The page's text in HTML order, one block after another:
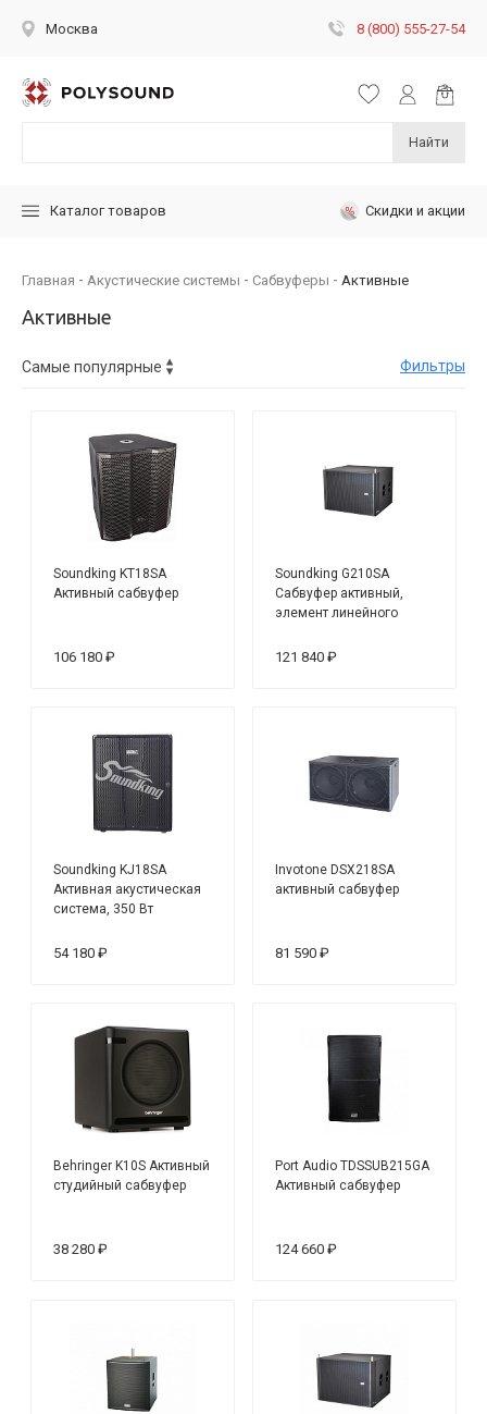
Москва 8 (800) 555-27-54
Найти
Каталог товаров Скидки и акции
Главная Акустические системы Сабвуферы Активные
Активные
Фильтры
Soundking KT18SA
Активный сабвуфер
106 180 ₽
Soundking G210SA
Сабвуфер активный,
элемент линейного
121 840 ₽
Soundking KJ18SA
Активная акустическая
система, 350 Вт
54 180 ₽
Invotone DSX218SA
активный сабвуфер
81 590 ₽
Behringer K10S Активный
студийный сабвуфер
38 280 ₽
Port Audio TDSSUB215GA
Активный сабвуфер
124 660 ₽